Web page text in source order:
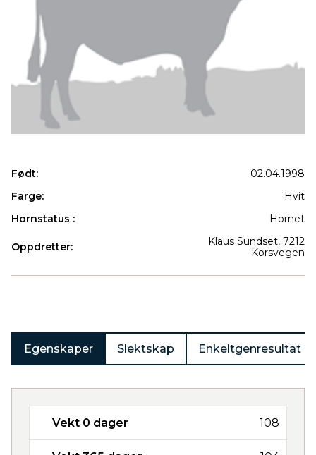
Født:
02.04.1998
Farge:
Hvit
Hornstatus :
Hornet
Oppdretter:
Klaus Sundset, 7212
Korsvegen
Egenskaper Slektskap Enkeltgenresultat
Vekt 0 dager 108